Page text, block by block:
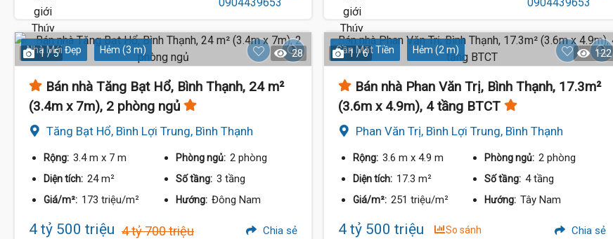
Nhà Mới Đẹp Hẻm (3 m)
1 / 5 28
Bán nhà Tăng Bạt Hổ, Bình Thạnh, 24 m²
(3.4m x 7m), 2 phòng ngủ
Tăng Bạt Hổ, Bình Lợi Trung, Bình Thạnh
Rộng: 3.4 m x 7 m Phòng ngủ: 2 phòng
Diện tích: 24 m² Số tầng: 3 tầng
Giá/m²: 173 triệu/m² Hướng: Đông Nam
4 tỷ 500 triệu 4 tỷ 700 triệu Chia sẻ
Gần Mặt Tiền Hẻm (2 m)
1 / 6 122
Bán nhà Phan Văn Trị, Bình Thạnh, 17.3m²
(3.6m x 4.9m), 4 tầng BTCT
Phan Văn Trị, Bình Lợi Trung, Bình Thạnh
Rộng: 3.6 m x 4.9 m Phòng ngủ: 2 phòng
Diện tích: 17.3 m² Số tầng: 4 tầng
Giá/m²: 251 triệu/m² Hướng: Tây Nam
4 tỷ 500 triệu So sánh Chia sẻ